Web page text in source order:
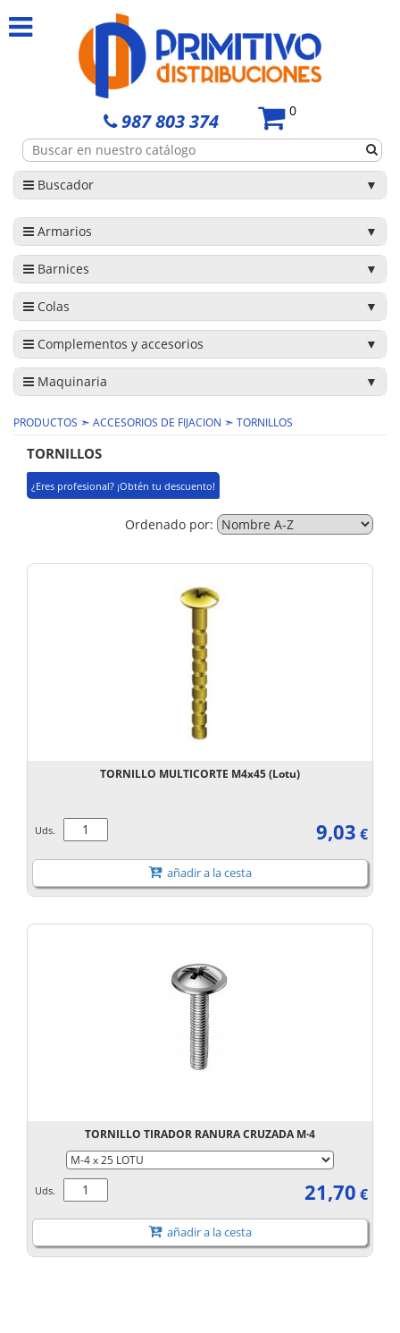
987 803 374 0
Buscador
Armarios
Barnices
Colas
Complementos y accesorios
Maquinaria
PRODUCTOS ➣ ACCESORIOS DE FIJACION ➣ TORNILLOS
TORNILLOS
¿Eres profesional? ¡Obtén tu descuento!
Ordenado por:
TORNILLO MULTICORTE M4x45 (Lotu)
Uds. 9,03 €
añadir a la cesta
TORNILLO TIRADOR RANURA CRUZADA M·4
Uds. 21,70 €
añadir a la cesta